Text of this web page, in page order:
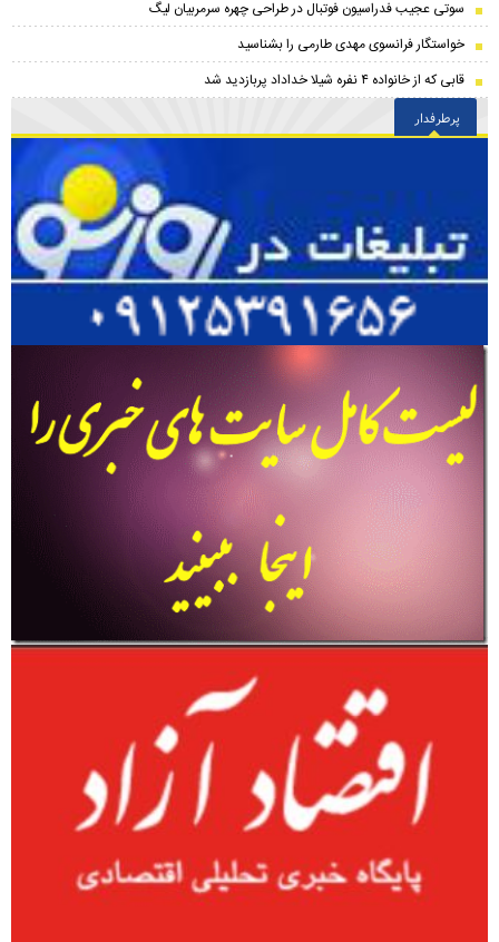
سوتی عجیب فدراسیون فوتبال در طراحی چهره سرمربیان لیگ
خواستگار فرانسوی مهدی طارمی را بشناسید
قابی که از خانواده ۴ نفره شیلا خداداد پربازدید شد
پرطرفدار